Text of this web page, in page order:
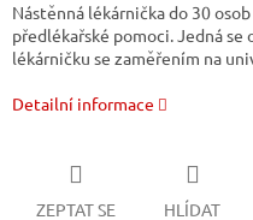
Nástěnná lékárnička do 30
předlékařské pomoci.Jedná se
lékárničku se zaměřením na
Detailní informace
ZEPTAT SE HLÍDAT